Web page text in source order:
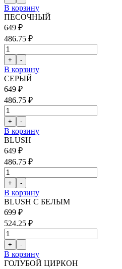
В корзину
ПЕСОЧНЫЙ
649 ₽
486.75 ₽
В корзину
СЕРЫЙ
649 ₽
486.75 ₽
В корзину
BLUSH
649 ₽
486.75 ₽
В корзину
BLUSH С БЕЛЫМ
699 ₽
524.25 ₽
В корзину
ГОЛУБОЙ ЦИРКОН